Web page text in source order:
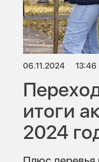
06.11.2024 13:46
итоги
2024